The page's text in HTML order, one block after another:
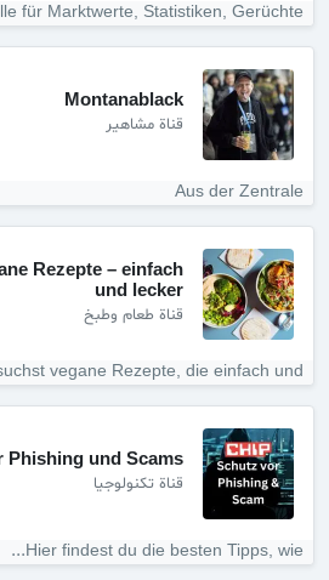
für Marktwerte, Statistiken, Gerüchte &...
Montanablack
قناة مشاهير
Aus der Zentrale
Rezepte – einfach
und lecker
قناة طعام وطبخ
vegane Rezepte, die einfach und...
Phishing und Scams
قناة تكنولوجيا
Hier findest du die besten Tipps, wie...